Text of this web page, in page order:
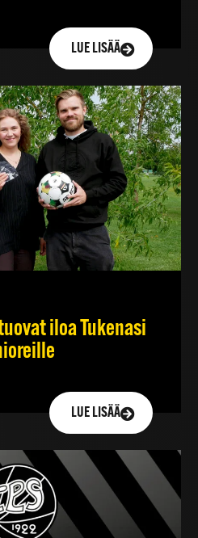
LUE LISÄÄ
iloa Tukenasi
LUE LISÄÄ